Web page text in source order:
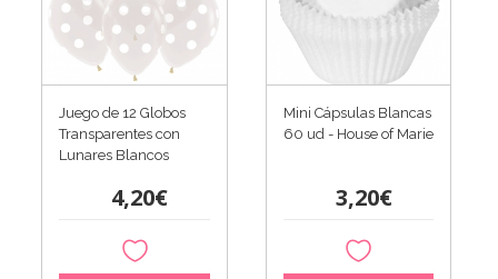
Juego de 12 Globos
Transparentes con
Lunares Blancos
4,20€
Mini Cápsulas Blancas
60 ud - House of Marie
3,20€